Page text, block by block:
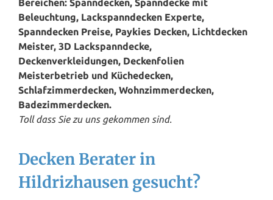
Bereichen: Spanndecken, Spanndecke mit
Beleuchtung, Lackspanndecken Experte,
Spanndecken Preise, Paykies Decken, Lichtdecken
Meister, 3D Lackspanndecke,
Deckenverkleidungen, Deckenfolien
Meisterbetrieb und Küchedecken,
Schlafzimmerdecken, Wohnzimmerdecken,
Badezimmerdecken.
Toll dass Sie zu uns gekommen sind.
Decken Berater in
Hildrizhausen gesucht?